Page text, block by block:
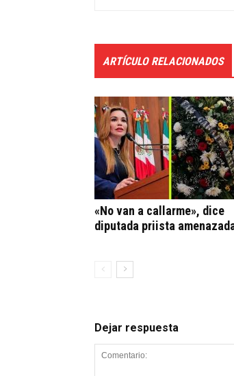
ARTÍCULO RELACIONADOS
«No van a callarme», dice
diputada priista
Dejar respuesta